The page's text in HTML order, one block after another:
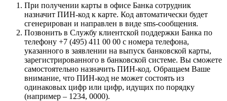
При получении карты в офисе Банка сотрудник
назначит ПИН-код к карте. Код автоматически будет
сгенерирован и направлен в виде sms-сообщения.
Позвонить в Службу клиентской поддержки Банка по
телефону +7 (495) 411 00 00 с номера телефона,
указанного в заявлении на выпуск банковской карты,
зарегистрированного в банковской системе. Вы сможете
самостоятельно назначить ПИН-код. Обращаем Ваше
внимание, что ПИН-код не может состоять из
одинаковых цифр или цифр, идущих по порядку
(например – 1234, 0000).